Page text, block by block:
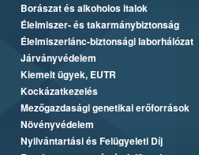
Borászat és alkoholos italok
Élelmiszer- és takarmánybiztonság
Élelmiszerlánc-biztonsági laborhálózat
Járványvédelem
Kiemelt ügyek, EUTR
Kockázatkezelés
Mezőgazdasági genetikai erőforrások
Növényvédelem
Nyilvántartási és Felügyeleti Díj